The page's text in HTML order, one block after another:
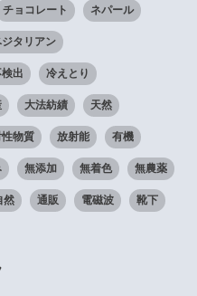
チョコレート ネパール
タリアン
出 冷えとり
大法紡績 天然
物質 放射能 有機
無添加 無着色 無農薬
然 通販 電磁波 靴下